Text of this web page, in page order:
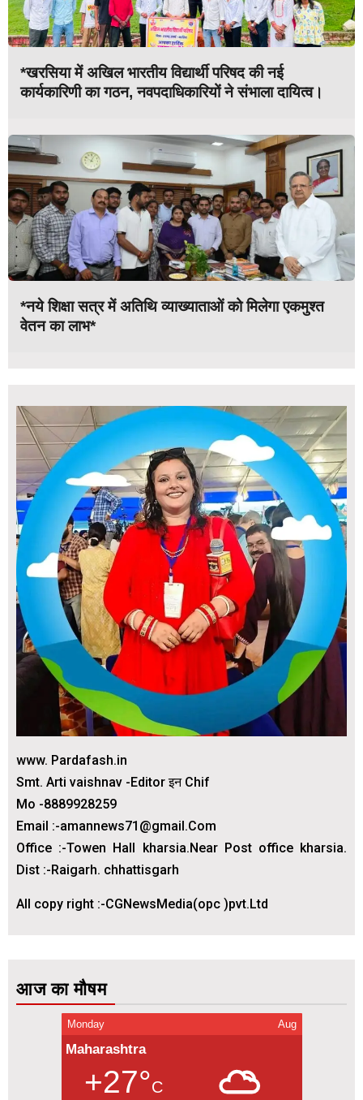
*खरसिया में अखिल भारतीय विद्यार्थी परिषद की नई
कार्यकारिणी का गठन, नवपदाधिकारियों ने संभाला दायित्व।
*नये शिक्षा सत्र में अतिथि व्याख्याताओं को मिलेगा एकमुश्त
वेतन का लाभ*
www. Pardafash.in
Smt. Arti vaishnav -Editor इन Chif
Mo -8889928259
Email :-amannews71@gmail.Com
Office :-Towen Hall kharsia.Near Post office kharsia.
Dist :-Raigarh. chhattisgarh
All copy right :-CGNewsMedia(opc )pvt.Ltd
आज का मौषम
Monday Aug
Maharashtra
+27°C